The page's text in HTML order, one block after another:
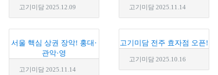
고기미담 2025.12.09 고기미담 2025.11.14
서울 핵심 상권 장악! 홍대·
관악·영
고기미담 2025.11.14
고기미담 전주 효자점 오픈!
고기미담 2025.10.16